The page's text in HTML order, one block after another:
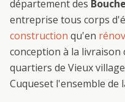
département des
entreprise tous corps
construction qu'en
conception à la livraison
quartiers de Vieux
Cuqueset l'ensemble de